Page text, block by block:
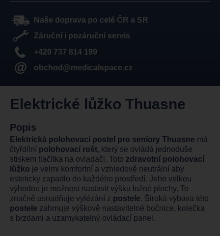
Naše doprava po celé ČR a SR
Záruční i pozáruční servis
+420 737 814 199
obchod@medicalspace.cz
Elektrické lůžko Thuasne
Popis
Elektrická polohovací postel pro seniory Thuasne má
čtyřdílní polohovací rošt, který se ovládá jednoduše
stiskem tlačítka na ovladači. Toto zdravotní polohovací
lůžko je velmi komfortní a vzhledově neutrální aby
esteticky zapadlo do každého prostředí. Jeho velkou
výhodou je možnost nastavit výšku ložné plochy. To
značně usnadňuje vylézání z postele. Široká výbava této
postele zahrnuje výškově nastavitelné bočnice, kolečka
s brzdami a uzamykatelný ovládací panel.